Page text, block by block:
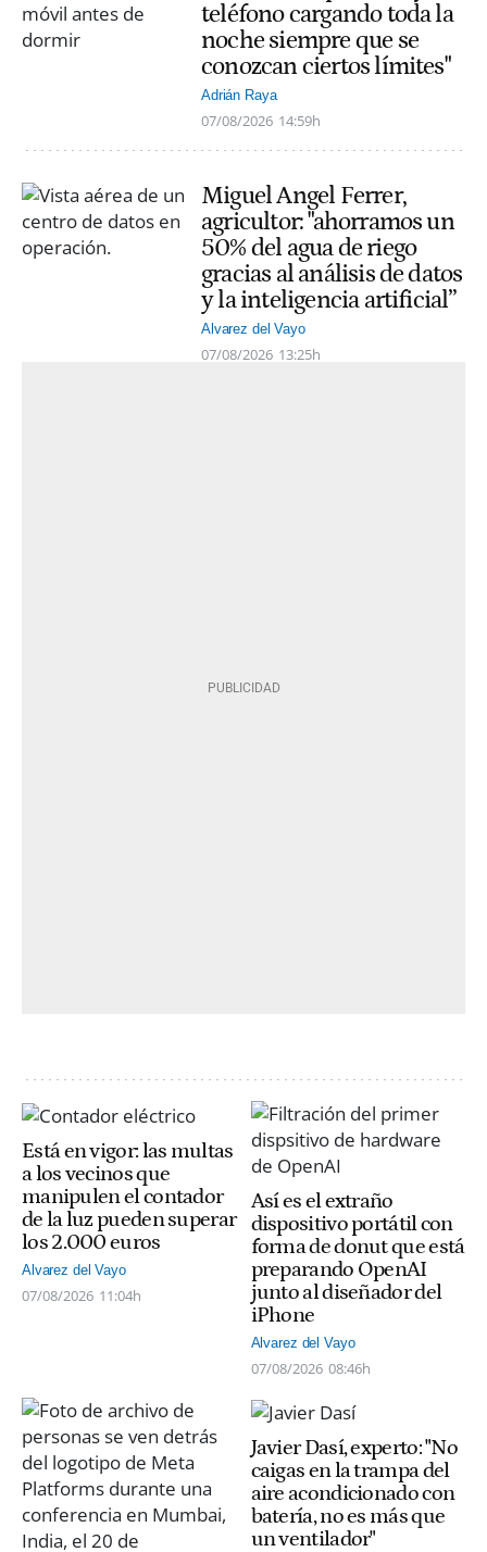
teléfono cargando toda la
noche siempre que se
conozcan ciertos límites"
Adrián Raya
07/08/2026 14:59h
Miguel Angel Ferrer,
agricultor: "ahorramos un
50% del agua de riego
gracias al análisis de datos
y la inteligencia artificial”
Alvarez del Vayo
07/08/2026 13:25h
Está en vigor: las multas
a los vecinos que
manipulen el contador
de la luz pueden superar
los 2.000 euros
Alvarez del Vayo
07/08/2026 11:04h
Así es el extraño
dispositivo portátil con
forma de donut que está
preparando OpenAI
junto al diseñador del
iPhone
Alvarez del Vayo
07/08/2026 08:46h
Javier Dasí, experto: "No
caigas en la trampa del
aire acondicionado con
batería, no es más que
un ventilador"